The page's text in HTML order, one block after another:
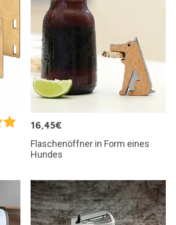
16,45€
Flaschenöffner in Form eines
Hundes